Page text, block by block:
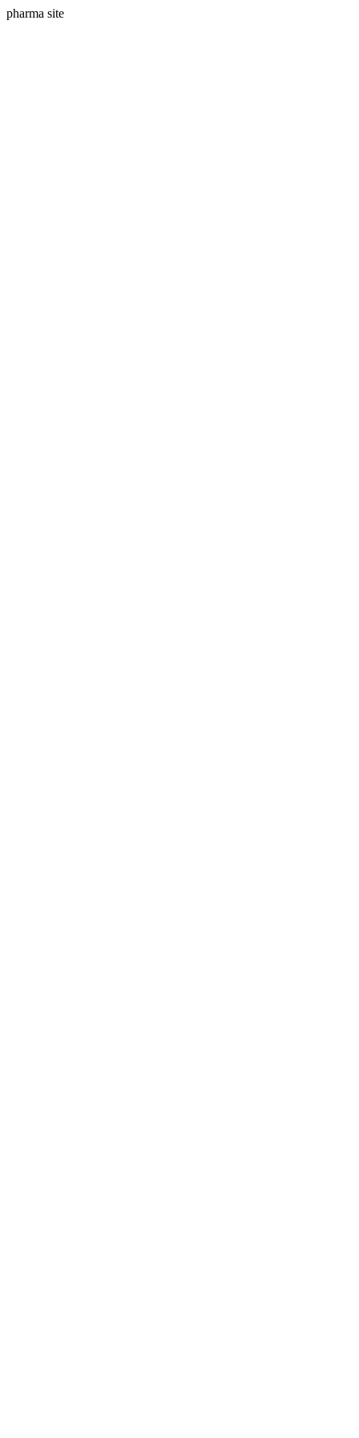
pharma site